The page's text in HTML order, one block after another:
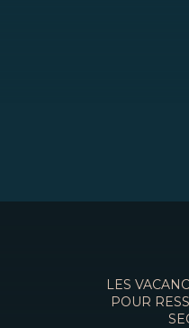
LES
POUR